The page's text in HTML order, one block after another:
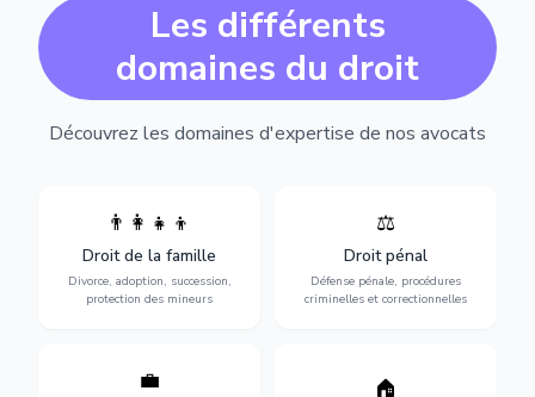
Les différents
domaines du droit
Découvrez les domaines d'expertise de nos avocats
👨‍👩‍👧‍👦
Droit de la famille
Divorce, adoption, succession,
protection des mineurs
Divorce, garde d'enfants,
adoption, succession et
protection des personnes
vulnérables.
⚖️
Droit pénal
Défense pénale, procédures
criminelles et correctionnelles
Expertise en matière pénale,
vue jusqu'au procès, pour
toute affaire correctionnelle
ou criminelle.
💼
Protection de vos droits au
🏠
Sécurisation de vos projets